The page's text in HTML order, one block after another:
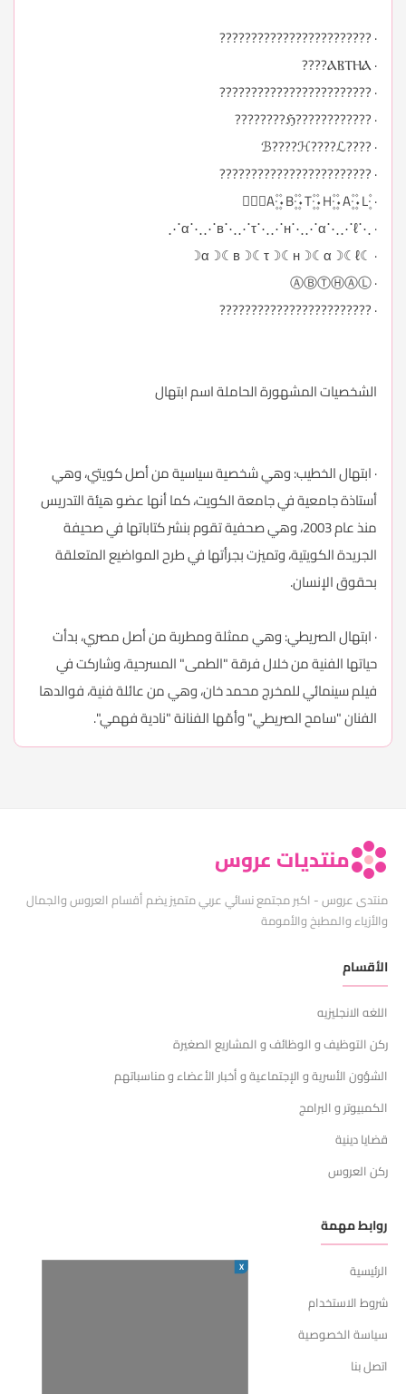
· ????????????????????????
· ⲀⲂⲦⲎⲀ????
· ????????????????????????
· ????????????ℌ????????
· ????ℬ????ℋ????ℒ
· ????????????????????????
· ۰۪۫A۪۫۰۰۪۫B۪۫۰۰۪۫T۪۫۰۰۪۫H۪۫۰۰۪۫A۪۫۰۰۪۫L۪۫۰
· ⋰α⋱⋰в⋱⋰τ⋱⋰н⋱⋰α⋱⋰ℓ⋱
· ☾α☽☾в☽☾τ☽☾н☽☾α☽☾ℓ☽
· ⒶⒷⓉⒽⒶⓁ
· ????????????????????????
الشخصيات المشهورة الحاملة اسم ابتهال
· ابتهال الخطيب: وهي شخصية سياسية من أصل كويتي، وهي
أستاذة جامعية في جامعة الكويت، كما أنها عضو هيئة التدريس
منذ عام 2003، وهي صحفية تقوم بنشر كتاباتها في صحيفة
الجريدة الكويتية، وتميزت بجرأتها في طرح المواضيع المتعلقة
بحقوق الإنسان.
· ابتهال الصريطي: وهي ممثلة ومطربة من أصل مصري، بدأت
حياتها الفنية من خلال فرقة "الطمى" المسرحية، وشاركت في
فيلم سينمائي للمخرج محمد خان، وهي من عائلة فنية، فوالدها
الفنان "سامح الصريطي" وأمّها الفنانة "نادية فهمي".
منتديات عروس
منتدى عروس - اكبر مجتمع نسائي عربي متميز يضم أقسام العروس والجمال
والأزياء والمطبخ والأمومة
الأقسام
اللغه الانجليزيه
ركن التوظيف و الوظائف و المشاريع الصغيرة
الشؤون الأسرية و الإجتماعية و أخبار الأعضاء و مناسباتهم
الكمبيوتر و البرامج
قضايا دينية
ركن العروس
روابط مهمة
الرئيسية
شروط الاستخدام
سياسة الخصوصية
اتصل بنا
X